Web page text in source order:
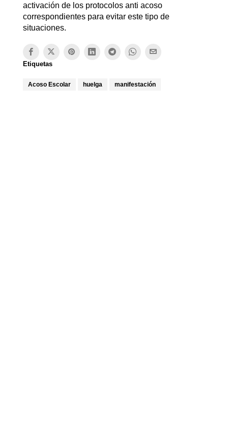
activación de los protocolos anti acoso
correspondientes para evitar este tipo de
situaciones.
Etiquetas
Acoso Escolar huelga manifestación